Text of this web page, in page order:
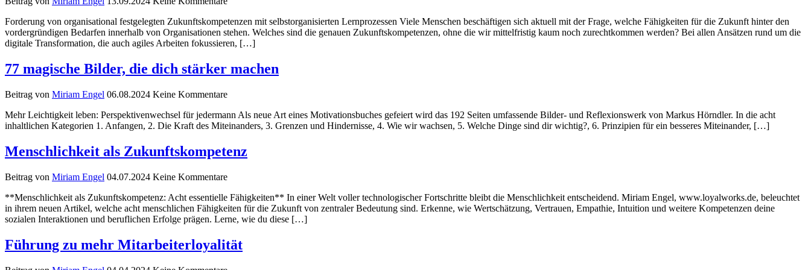
Forderung von organisational festgelegten Zukunftskompetenzen mit selbstorganisierten Lernprozessen Viele Menschen beschäftigen sich aktuell mit der Frage, welche Fähigkeiten für die Zukunft hinter den
vordergründigen Bedarfen innerhalb von Organisationen stehen. Welches sind die genauen Zukunftskompetenzen, ohne die wir mittelfristig kaum noch zurechtkommen werden? Bei allen Ansätzen rund um die
digitale Transformation, die auch agiles Arbeiten fokussieren, […]
77 magische Bilder, die dich stärker machen
Beitrag von Miriam Engel 06.08.2024 Keine Kommentare
Mehr Leichtigkeit leben: Perspektivenwechsel für jedermann Als neue Art eines Motivationsbuches gefeiert wird das 192 Seiten umfassende Bilder- und Reflexionswerk von Markus Hörndler. In die acht
inhaltlichen Kategorien 1. Anfangen, 2. Die Kraft des Miteinanders, 3. Grenzen und Hindernisse, 4. Wie wir wachsen, 5. Welche Dinge sind dir wichtig?, 6. Prinzipien für ein besseres Miteinander, […]
Menschlichkeit als Zukunftskompetenz
Beitrag von Miriam Engel 04.07.2024 Keine Kommentare
**Menschlichkeit als Zukunftskompetenz: Acht essentielle Fähigkeiten** In einer Welt voller technologischer Fortschritte bleibt die Menschlichkeit entscheidend. Miriam Engel, www.loyalworks.de, beleuchtet
in ihrem neuen Artikel, welche acht menschlichen Fähigkeiten für die Zukunft von zentraler Bedeutung sind. Erkenne, wie Wertschätzung, Vertrauen, Empathie, Intuition und weitere Kompetenzen deine
sozialen Interaktionen und beruflichen Erfolge prägen. Lerne, wie du diese […]
Führung zu mehr Mitarbeiterloyalität